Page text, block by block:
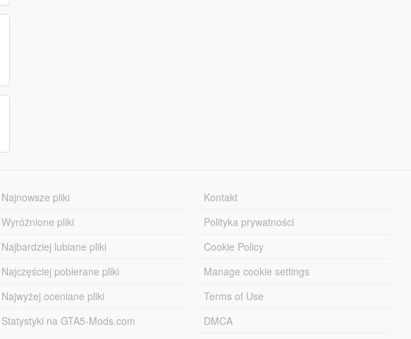
Najnowsze pliki
Wyróżnione pliki
Najbardziej lubiane pliki
Najczęściej pobierane pliki
Najwyżej oceniane pliki
Statystyki na GTA5-Mods.com
Kontakt
Polityka prywatności
Cookie Policy
Manage cookie settings
Terms of Use
DMCA